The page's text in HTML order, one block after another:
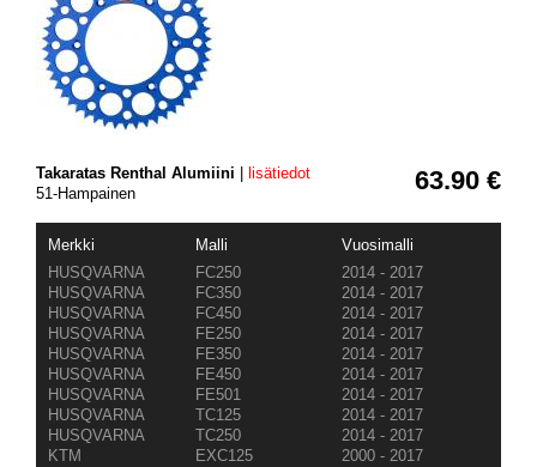
63.90 €
Takaratas Renthal Alumiini
lisätiedot
51-Hampainen
Merkki Malli
Vuosimalli
HUSQVARNA
FC250
2014 - 2017
HUSQVARNA
FC350
2014 - 2017
HUSQVARNA
FC450
2014 - 2017
HUSQVARNA
FE250
2014 - 2017
HUSQVARNA
FE350
2014 - 2017
HUSQVARNA
FE450
2014 - 2017
HUSQVARNA
FE501
2014 - 2017
HUSQVARNA
TC125
2014 - 2017
HUSQVARNA
TC250
2014 - 2017
KTM
EXC125
2000 - 2017